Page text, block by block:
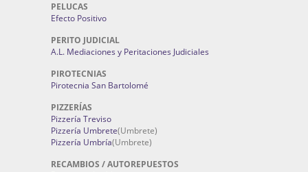
PELUCAS
Efecto Positivo
PERITO JUDICIAL
A.L. Mediaciones y Peritaciones Judiciales
PIROTECNIAS
Pirotecnia San Bartolomé
PIZZERÍAS
Pizzería Treviso
Pizzería Umbrete(Umbrete)
Pizzería Umbría(Umbrete)
RECAMBIOS / AUTOREPUESTOS